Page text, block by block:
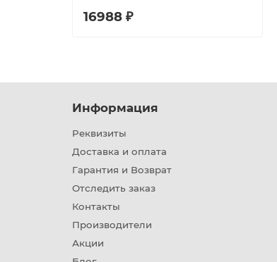
16988 ₽
Информация
Реквизиты
Доставка и оплата
Гарантия и Возврат
Отследить заказ
Контакты
Производители
Акции